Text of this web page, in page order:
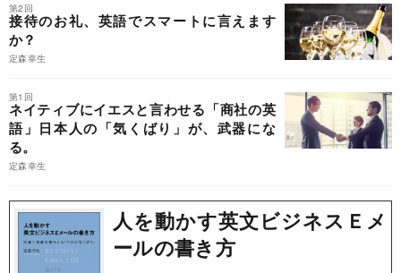
第2回
接待のお礼、英語でスマートに言えます
か？
定森幸生
第1回
ネイティブにイエスと言わせる「商社の英
語」日本人の「気くばり」が、武器にな
る。
定森幸生
人を動かす英文ビジネスＥメ
ールの書き方